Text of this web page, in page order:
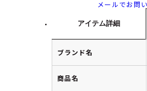
メールでお問
アイテム詳細
ブランド名
商品名